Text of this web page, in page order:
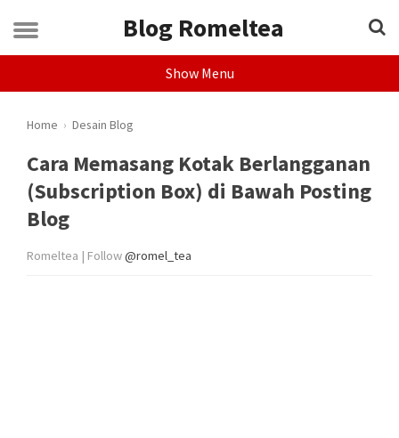
Blog Romeltea
Show Menu
Home › Desain Blog
Cara Memasang Kotak Berlangganan
(Subscription Box) di Bawah Posting
Blog
Romeltea | Follow@romel_tea